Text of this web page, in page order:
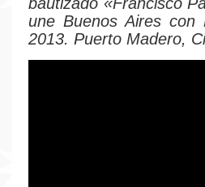
une Buenos Aires con
2013. Puerto Madero,